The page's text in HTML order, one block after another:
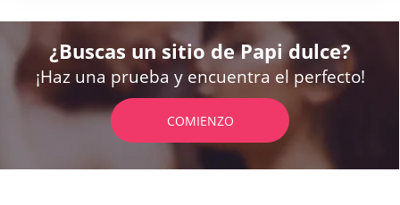
¿Buscas un sitio de Papi dulce?
¡Haz una prueba y encuentra el perfecto!
COMIENZO